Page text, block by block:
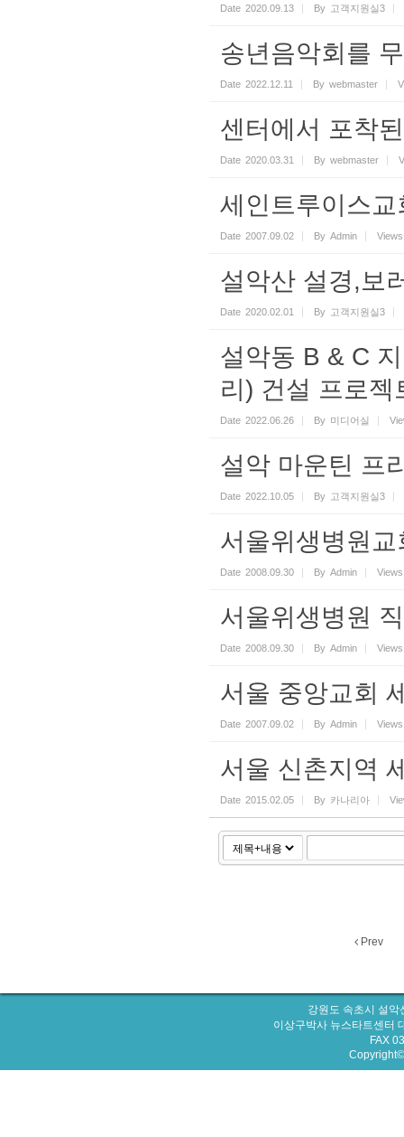
Date 2020.09.13 By 고객지원실3
송년음악회를
Date 2022.12.11 By webmaster
센터에서 포착
Date 2020.03.31 By webmaster
세인트루이스
Date 2007.09.02 By Admin Views
설악산 설경,보
Date 2020.02.01 By 고객지원실3
설악동 B & C
리) 건설 프로젝
Date 2022.06.26 By 미디어실
설악 마운틴 프
Date 2022.10.05 By 고객지원실3
서울위생병원
Date 2008.09.30 By Admin Views
서울위생병원
Date 2008.09.30 By Admin Views
서울 중앙교회
Date 2007.09.02 By Admin Views
서울 신촌지역
Date 2015.02.05 By 카나리아
Prev
강원도 속초시 설
이상구박사 뉴스타트센터
FAX